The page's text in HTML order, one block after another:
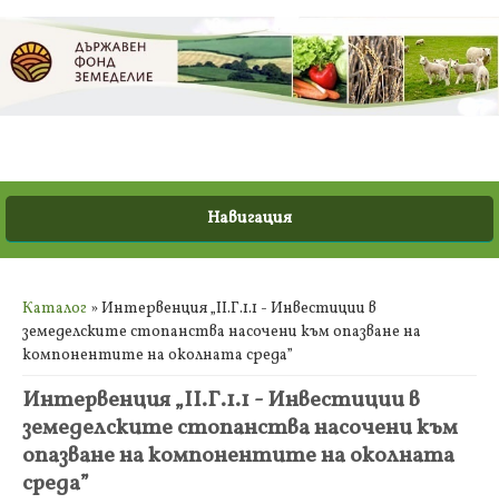
Вие сте тук
Каталог » Интервенция „II.Г.1.1 - Инвестиции в
земеделските стопанства насочени към опазване на
компонентите на околната среда”
Интервенция „II.Г.1.1 - Инвестиции в
земеделските стопанства насочени към
опазване на компонентите на околната
среда”